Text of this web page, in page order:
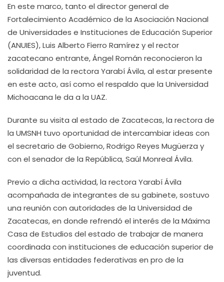
En este marco, tanto el director general de
Fortalecimiento Académico de la Asociación Nacional
de Universidades e Instituciones de Educación Superior
(ANUIES), Luis Alberto Fierro Ramírez y el rector
zacatecano entrante, Ángel Román reconocieron la
solidaridad de la rectora Yarabí Ávila, al estar presente
en este acto, así como el respaldo que la Universidad
Michoacana le da a la UAZ.
Durante su visita al estado de Zacatecas, la rectora de
la UMSNH tuvo oportunidad de intercambiar ideas con
el secretario de Gobierno, Rodrigo Reyes Mugüerza y
con el senador de la República, Saúl Monreal Ávila.
Previo a dicha actividad, la rectora Yarabí Ávila
acompañada de integrantes de su gabinete, sostuvo
una reunión con autoridades de la Universidad de
Zacatecas, en donde refrendó el interés de la Máxima
Casa de Estudios del estado de trabajar de manera
coordinada con instituciones de educación superior de
las diversas entidades federativas en pro de la
juventud.